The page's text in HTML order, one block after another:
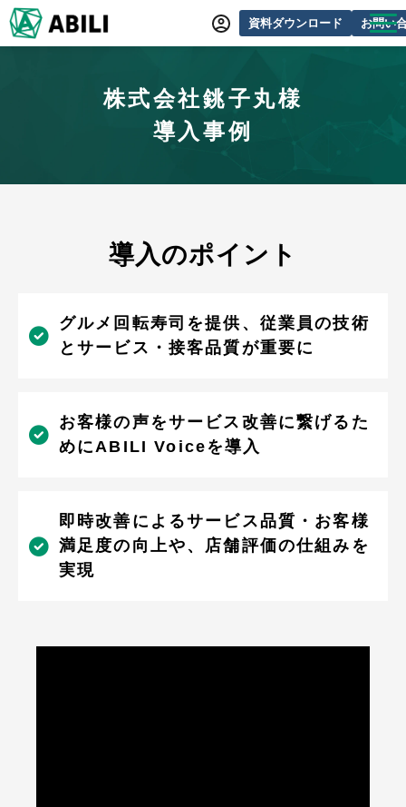
資料ダウンロード お問い
サービス一覧
オンラインデモ
セミナー・イベント情報
よくあるご質問
株式会社銚子丸様
導入事例
導入のポイント
グルメ回転寿司を提供、従業員の技術
とサービス・接客品質が重要に
お客様の声をサービス改善に繋げるた
めにABILI Voiceを導入
即時改善によるサービス品質・お客様
満足度の向上や、店舗評価の仕組みを
実現